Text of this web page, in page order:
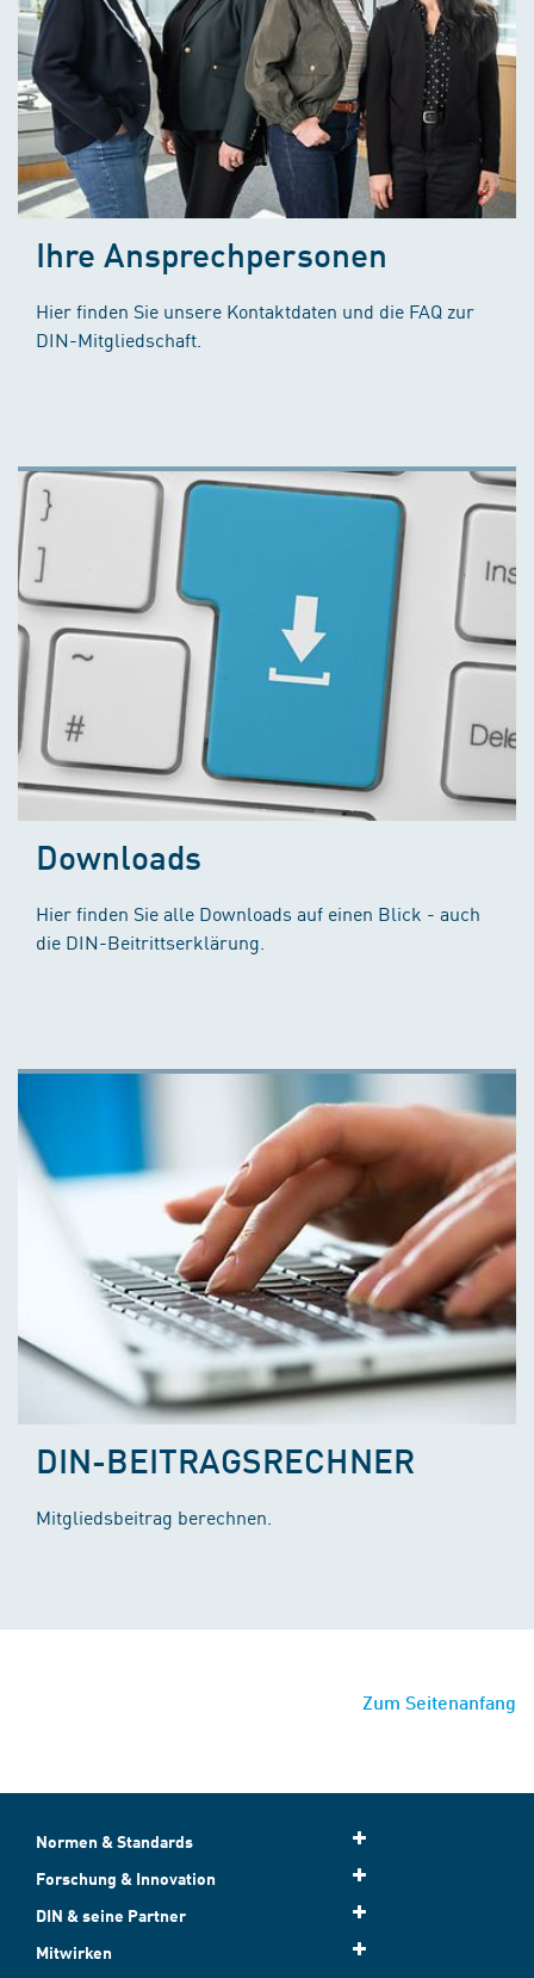
Ihre Ansprechpersonen
Hier finden Sie unsere Kontaktdaten und die FAQ zur
DIN-Mitgliedschaft.
Downloads
Hier finden Sie alle Downloads auf einen Blick - auch
die DIN-Beitrittserklärung.
DIN-BEITRAGSRECHNER
Mitgliedsbeitrag berechnen.
Zum Seitenanfang
Normen & Standards
Forschung & Innovation
DIN & seine Partner
Mitwirken